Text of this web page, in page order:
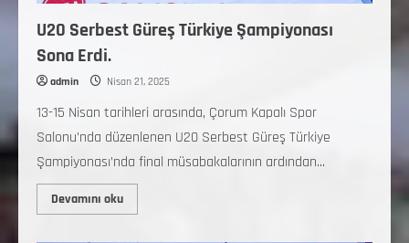
U20 Serbest Güreş Türkiye Şampiyonası
Sona Erdi.
admin Nisan 21, 2025
13-15 Nisan tarihleri arasında, Çorum Kapalı Spor
Salonu’nda düzenlenen U20 Serbest Güreş Türkiye
Şampiyonası’nda final müsabakalarının ardından...
Devamını oku